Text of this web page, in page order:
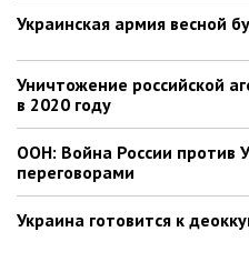
Украинская армия весной
Уничтожение российской
в 2020 году
ООН: Война России против
переговорами
Украина готовится к